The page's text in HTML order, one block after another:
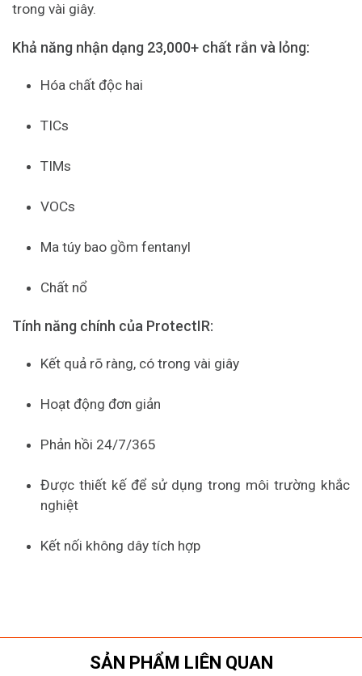
trong vài giây.
Khả năng nhận dạng 23,000+ chất rắn và lỏng:
Hóa chất độc hai
TICs
TIMs
VOCs
Ma túy bao gồm fentanyl
Chất nổ
Tính năng chính của ProtectIR:
Kết quả rõ ràng, có trong vài giây
Hoạt động đơn giản
Phản hồi 24/7/365
Được thiết kế để sử dụng trong môi trường khắc
nghiệt
Kết nối không dây tích hợp
SẢN PHẨM LIÊN QUAN